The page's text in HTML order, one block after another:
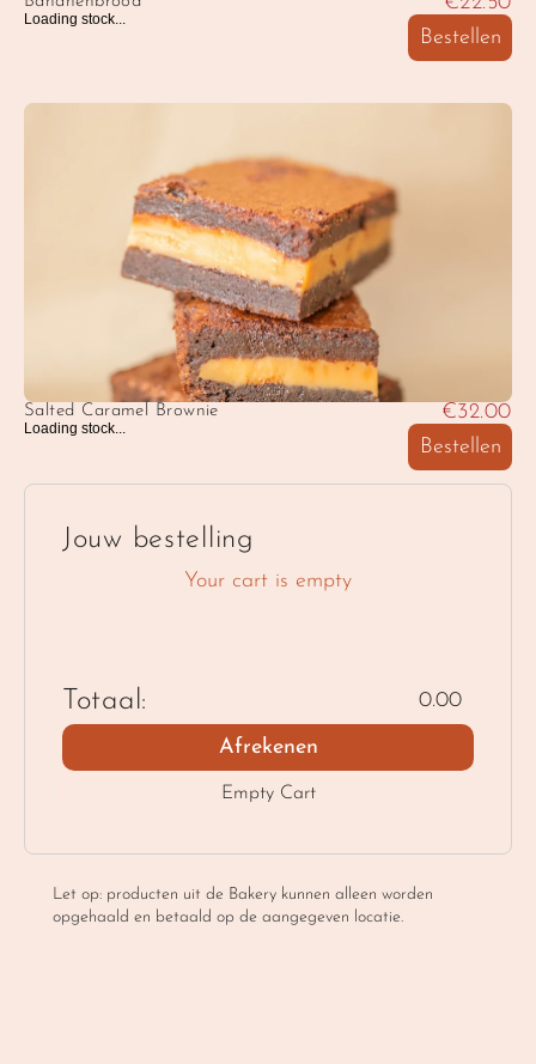
Loading stock...
Bestellen
Salted Caramel Brownie
Loading stock...
€32.00
Bestellen
Jouw bestelling
Your cart is empty
Totaal: 0.00
Afrekenen
Empty Cart
Let op: producten uit de Bakery kunnen alleen worden
opgehaald en betaald op de aangegeven locatie.